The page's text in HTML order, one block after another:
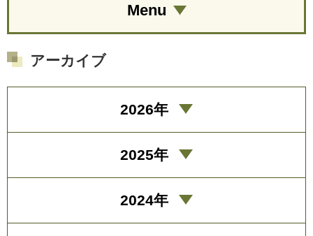
Menu
アーカイブ
2026年
2025年
2024年